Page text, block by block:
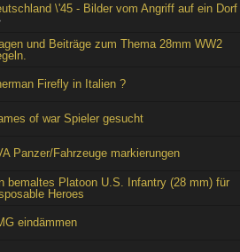
\'45 - Bilder vom Angriff auf ein Dorf
und Beiträge zum Thema 28mm WW2
Firefly in Italien ?
of war Spieler gesucht
Panzer/Fahrzeuge markierungen
bemaltes Platoon U.S. Infantry (28 mm) für
Heroes
eindämmen